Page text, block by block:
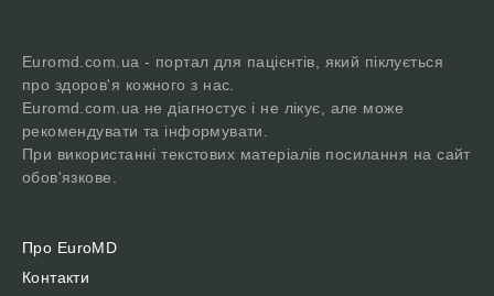
Euromd.com.ua - портал для пацієнтів, який піклується
про здоров'я кожного з нас.
Euromd.com.ua не діагностує і не лікує, але може
рекомендувати та інформувати.
При використанні текстових матеріалів посилання на сайт
обов'язкове.
Про EuroMD
Контакти